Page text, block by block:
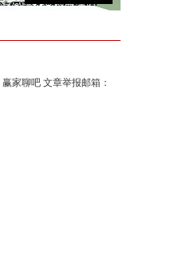
赢家聊吧 文章举报邮箱：